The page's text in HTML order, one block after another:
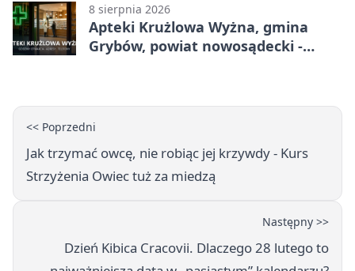
8 sierpnia 2026
Apteki Krużlowa Wyżna, gmina
Grybów, powiat nowosądecki -
<< Poprzedni
Jak trzymać owcę, nie robiąc jej krzywdy - Kurs
Strzyżenia Owiec tuż za miedzą
Następny >>
Dzień Kibica Cracovii. Dlaczego 28 lutego to